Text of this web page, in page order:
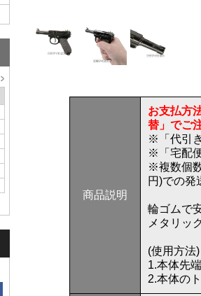
商品説明
お支払方
替」でご
※「代引
※「宅配
※複数個
円)での発
輪ゴムで
メタリッ
(使用方法)
1.本体先
2.本体の